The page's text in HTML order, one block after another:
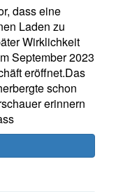
dass eine
Laden zu
Wirklichkeit
September 2023
eröffnet.Das
schon
erinnern